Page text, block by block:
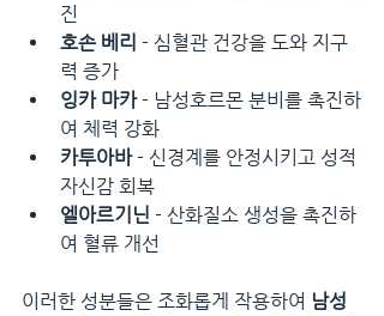
진
호손 베리 - 심혈관 건강을 도와 지구
력 증가
잉카 마카 - 남성호르몬 분비를 촉진하
여 체력 강화
카투아바 - 신경계를 안정시키고 성적
자신감 회복
엘아르기닌 - 산화질소 생성을 촉진하
여 혈류 개선
이러한 성분들은 조화롭게 작용하여 남성